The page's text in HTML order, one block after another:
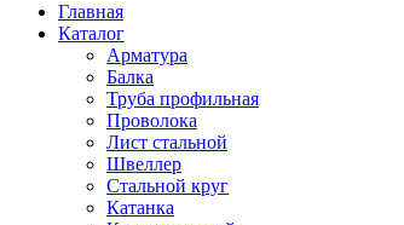
Главная
Каталог
Арматура
Балка
Труба профильная
Проволока
Лист стальной
Швеллер
Стальной круг
Катанка